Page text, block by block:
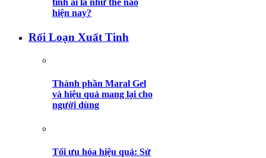
tình ái là như thế nào
hiện nay?
Rối Loạn Xuất Tinh
Thành phần Maral Gel
và hiệu quả mang lại cho
người dùng
Tối ưu hóa hiệu quả: Sử